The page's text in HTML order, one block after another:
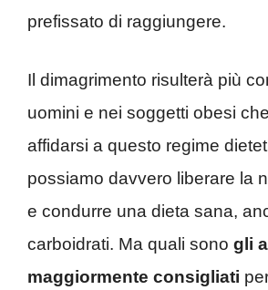
prefissato di raggiungere.
Il dimagrimento risulterà più
uomini e nei soggetti obesi
affidarsi a questo regime
possiamo davvero liberare la
e condurre una dieta sana,
carboidrati. Ma quali sono gli
maggiormente consigliati